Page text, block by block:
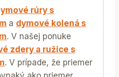
rúry s
a dymové kolená s
. V našej ponuke
zdery a ružice s
. V prípade, že priemer